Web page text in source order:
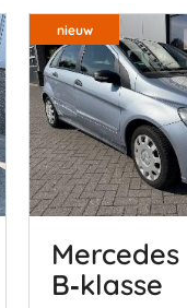
nieuw
Mercedes
B‑klasse